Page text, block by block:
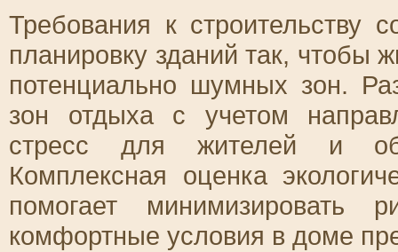
Требования к строительству
планировку зданий так,
потенциально шумных зон.
зон отдыха с учетом
стресс для жителей и
Комплексная оценка
помогает минимизировать
комфортные условия в доме